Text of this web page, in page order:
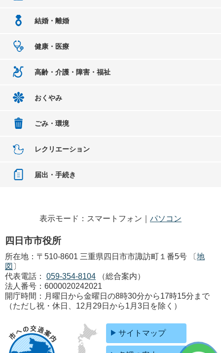
結婚・離婚
健康・医療
高齢・介護・障害・福祉
おくやみ
ごみ・環境
レクリエーション
届出・手続き
表示モード：スマートフォン｜ パソコン
四日市市役所
所在地：〒510-8601 三重県四日市市諏訪町１番5号 〔地
図 〕
代表電話：
059-354-8104
（総合案内）
法人番号：6000020242021
開庁時間：月曜日から金曜日の8時30分から17時15分まで
（ただし祝・休日、12月29日から1月3日を除く）
サイトマップ